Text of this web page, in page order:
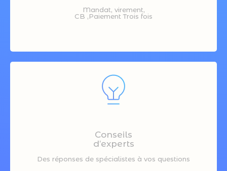
Mandat, virement,
CB ,Paiement Trois fois
Conseils
d’experts
Des réponses de spécialistes à vos questions